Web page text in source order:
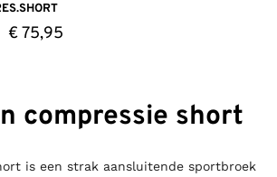
€75,95
compressie short
is een strak aansluitende sportbroek